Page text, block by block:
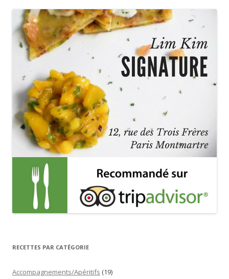
RECETTES PAR CATÉGORIE
Accompagnements/Apéritifs (19)